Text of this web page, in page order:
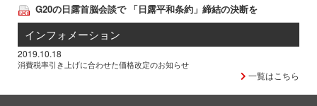
G20の日露首脳会談で 「日露平和条約」締結の決断を
インフォメーション
2019.10.18
消費税率引き上げに合わせた価格改定のお知らせ
一覧はこちら